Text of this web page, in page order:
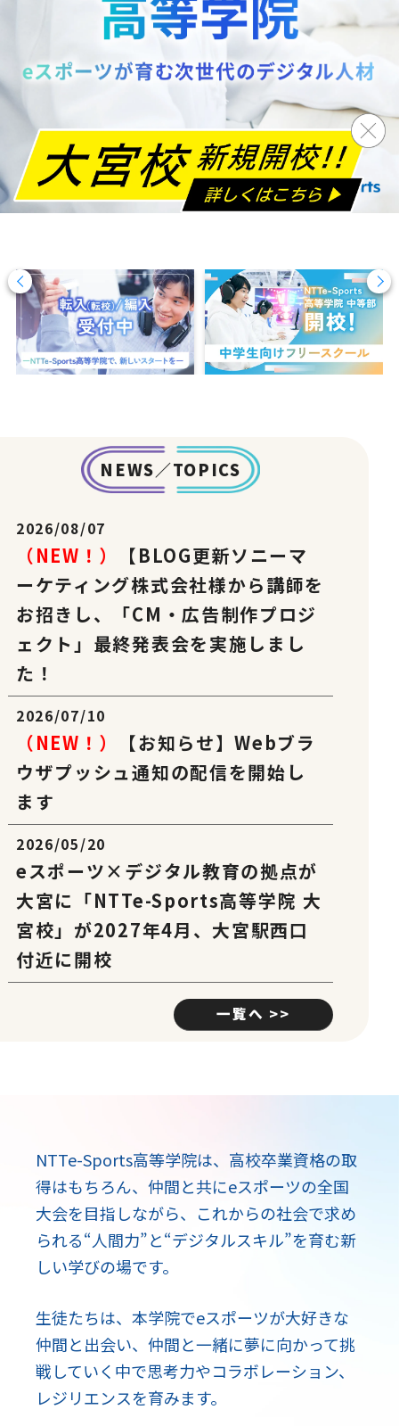
NEWS／TOPICS
2026/08/07
（NEW！）
【BLOG更新ソニーマ
ーケティング株式会社様から講師を
お招きし、「CM・広告制作プロジ
ェクト」最終発表会を実施しまし
た！
2026/07/10
（NEW！）
【お知らせ】Webブラ
ウザプッシュ通知の配信を開始し
ます
2026/05/20
eスポーツ×デジタル教育の拠点が
大宮に「NTTe-Sports高等学院 大
宮校」が2027年4月、大宮駅西口
付近に開校
一覧へ >>
NTTe-Sports高等学院は、高校卒業資格の取
得はもちろん、仲間と共にeスポーツの全国
大会を目指しながら、
これからの社会で求め
られる“人間力”と“デジタルスキル”を育む新
しい学びの場です。
生徒たちは、本学院でeスポーツが大好きな
仲間と出会い、仲間と一緒に夢に向かって挑
戦していく中で思考力やコラボレーション、
レジリエンスを育みます。